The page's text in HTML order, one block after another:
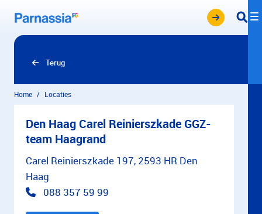
Overslaan en naar hoofdinhoud gaan
Terug
Home Locaties
Den Haag Carel Reinierszkade GGZ-
team Haagrand
Carel Reinierszkade 197, 2593 HR Den
Haag
088 357 59 99